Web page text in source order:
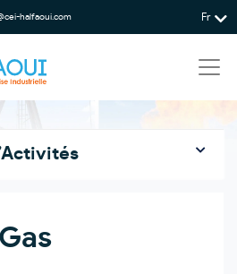
halfaoui.com Fr